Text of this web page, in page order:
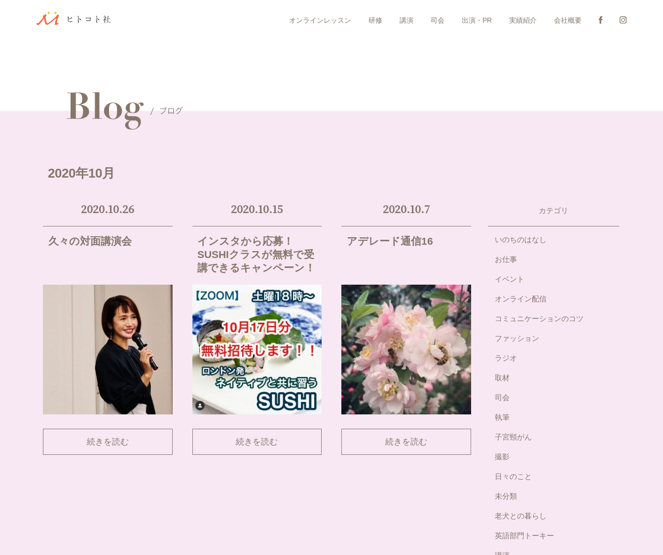
オンラインレッスン 研修 講演 司会 出演・PR 実績紹介 会社概要
2020年10月
2020.10.26
久々の対面講演会
続きを読む
2020.10.15
インスタから応募！
SUSHIクラスが無料で受
講できるキャンペーン！
続きを読む
2020.10.7
アデレード通信16
続きを読む
カテゴリ
いのちのはなし
お仕事
イベント
オンライン配信
コミュニケーションのコツ
ファッション
ラジオ
取材
司会
執筆
子宮頸がん
撮影
日々のこと
未分類
老犬との暮らし
英語部門トーキー